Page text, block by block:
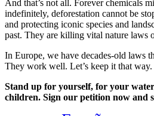
And that’s not all. Forever chemicals
indefinitely, deforestation cannot be
and protecting iconic species and
past. They are killing vital nature laws
In Europe, we have decades-old laws
They work well. Let’s keep it that way.
Stand up for yourself, for your
children. Sign our petition now and